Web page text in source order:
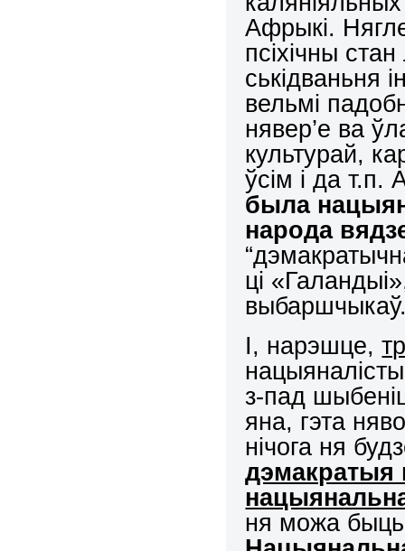
Афрыкі.
псіхічны
ськідваньня
вельмі
нявер’е ва
культурай,
ўсім і да т.п.
была
народа
ці
І, нарэшце,
з-пад
яна, гэта
нiчога ня
ня можа